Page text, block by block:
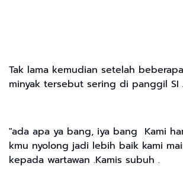
Tak lama kemudian setelah
minyak tersebut sering di panggil SI
"ada apa ya bang, iya bang Kami
kmu nyolong jadi lebih baik kami
kepada wartawan .Kamis subuh .